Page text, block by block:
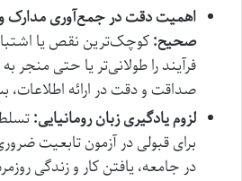
اهمیت دقت در جمع‌آوری مدارک و
صحیح:کوچک‌ترین نقص یا
فرآیند را طولانی‌تر یا حتی منجر
صداقت و دقت در ارائه
لزوم یادگیری زبان رومانیایی:
برای قبولی در آزمون تابعیت
در جامعه، یافتن کار و زندگی